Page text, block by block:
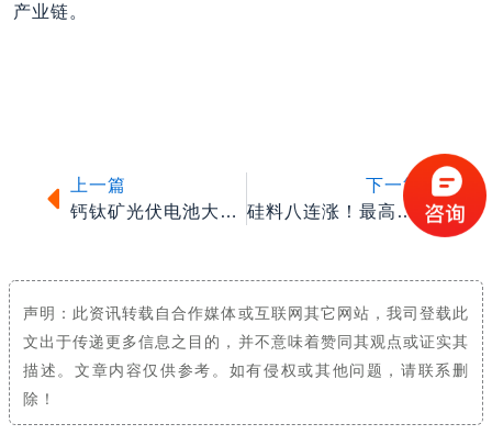
产业链。
上一篇
钙钛矿光伏电池大突破！德国科学家找到无毒溶剂 成品效率不受影响
下一篇
硅料八连涨！最高成交价触及31万元/吨?
声明：此资讯转载自合作媒体或互联网其它网站，我司登载此
文出于传递更多信息之目的，并不意味着赞同其观点或证实其
描述。文章内容仅供参考。如有侵权或其他问题，请联系删
除！